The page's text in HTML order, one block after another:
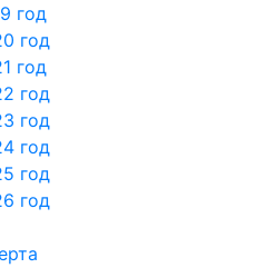
год
год
год
год
год
год
год
год